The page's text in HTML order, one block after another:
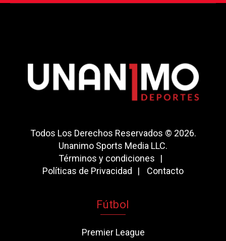
Todos Los Derechos Reservados © 2026.
Unanimo Sports Media LLC.
Términos y condiciones
Políticas de Privacidad
Contacto
Fútbol
Premier League